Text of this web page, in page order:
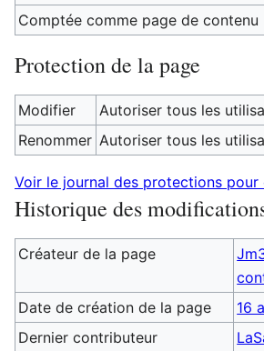
Comptée comme page de contenu
Protection de la page
Modifier
Autoriser tous les
Renommer Autoriser tous les
Voir le journal des protections pour
Historique des
Créateur de la page
Date de création de la page
16
Dernier contributeur